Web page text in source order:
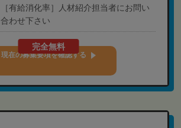
［有給消化率］人材紹介担当者にお問い
合わせ下さい
完全無料
現在の募集要項を確認する